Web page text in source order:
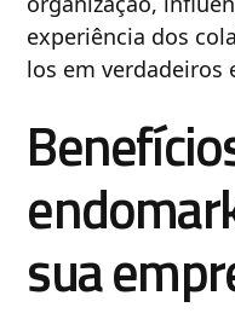
experiência dos
los em verdadeiros
sua